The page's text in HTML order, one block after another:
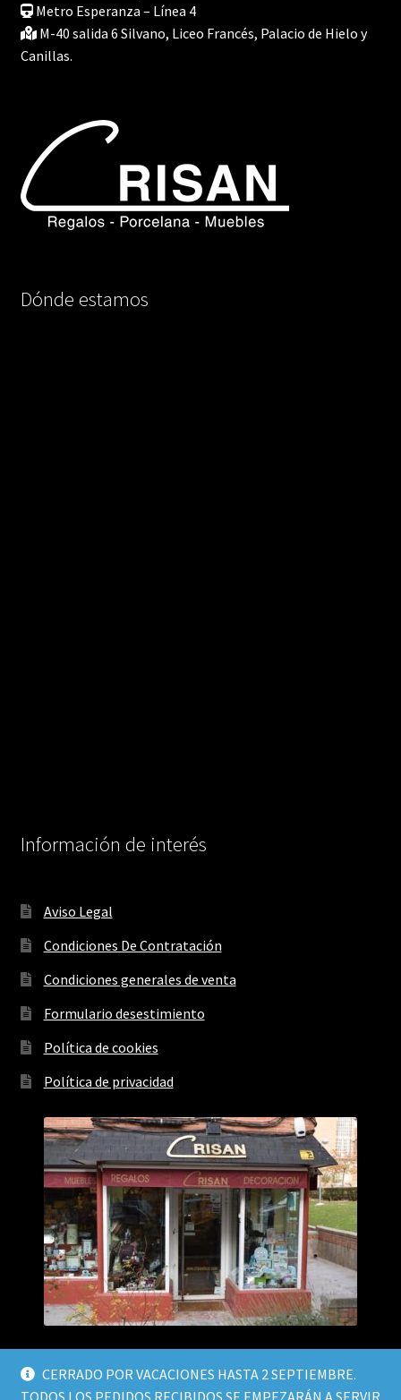
CERRADO POR VACACIONES HASTA 2 SEPTIEMBRE.
TODOS LOS PEDIDOS RECIBIDOS SE EMPEZARÁN A SERVIR
Metro Esperanza – Línea 4
M-40 salida 6 Silvano, Liceo Francés, Palacio de Hielo y
Canillas.
Dónde estamos
Información de interés
Aviso Legal
Condiciones De Contratación
Condiciones generales de venta
Formulario desestimiento
Política de cookies
Política de privacidad